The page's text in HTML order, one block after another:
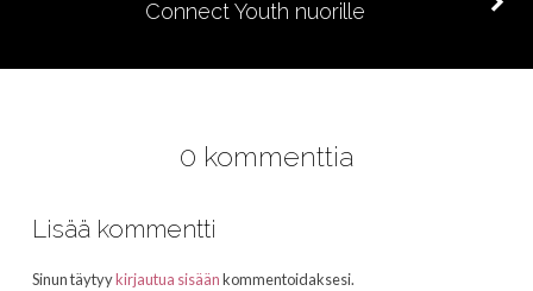
Connect Youth nuorille
0 kommenttia
Lisää kommentti
Sinun täytyykirjautua sisäänkommentoidaksesi.